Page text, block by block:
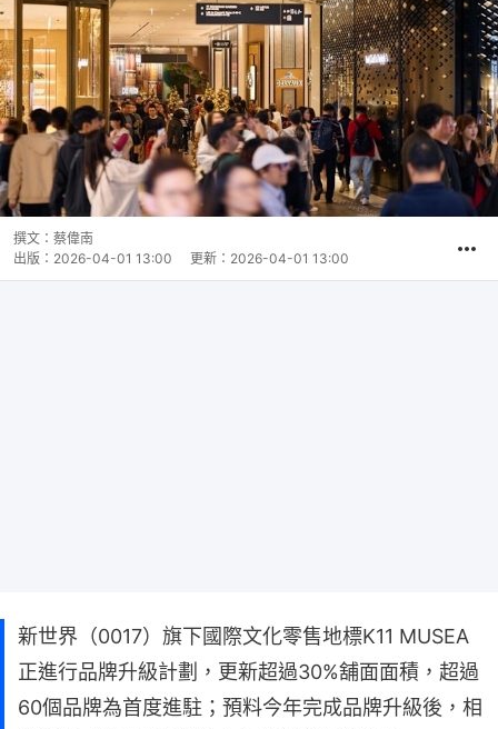
撰文： 蔡偉南
出版： 2026-04-01 13:00 更新： 2026-04-01 13:00
新世界（0017）旗下國際文化零售地標K11 MUSEA
正進行品牌升級計劃，更新超過30%舖面面積，超過
60個品牌為首度進駐；預料今年完成品牌升級後，相